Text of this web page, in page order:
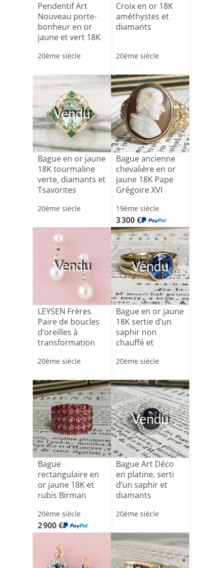
Pendentif Art
Nouveau porte-
bonheur en or
jaune et vert 18K
20ème siècle
Croix en or 18K
améthystes et
diamants
20ème siècle
Vendu
Bague en or jaune
18K tourmaline
verte, diamants et
Tsavorites
20ème siècle
Bague ancienne
chevalière en or
jaune 18K Pape
Grégoire XVI
19ème siècle
3 300 €
Vendu
LEYSEN Frères
Paire de boucles
d’oreilles à
transformation
20ème siècle
Vendu
Bague en or jaune
18K sertie d’un
saphir non
chauffé et
20ème siècle
Bague
rectangulaire en
or jaune 18K et
rubis Birman
20ème siècle
2 900 €
Vendu
Bague Art Déco
en platine, serti
d’un saphir et
diamants
20ème siècle